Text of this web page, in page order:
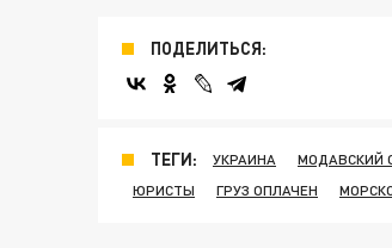
ПОДЕЛИТЬСЯ:
ТЕГИ: УКРАИНА МОДАВСКИЙ
ЮРИСТЫ
ГРУЗ ОПЛАЧЕН